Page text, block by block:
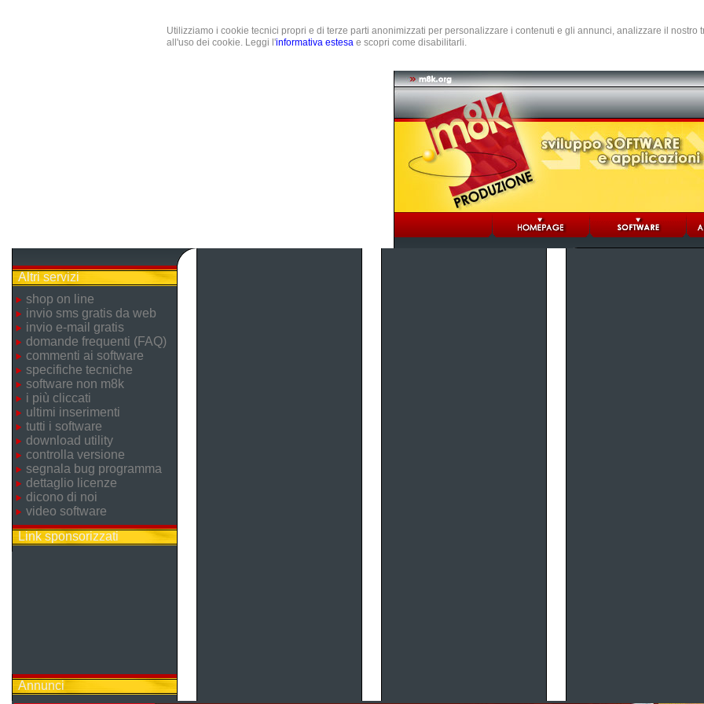
Utilizziamo i cookie tecnici propri e di terze parti anonimizzati per personalizzare i contenuti e gli annunci, analizzare il nostro
all'uso dei cookie. Leggi l'informativa estesa e scopri come disabilitarli.
Altri servizi
shop on line
invio sms gratis da web
invio e-mail gratis
domande frequenti (FAQ)
commenti ai software
specifiche tecniche
software non m8k
i più cliccati
ultimi inserimenti
tutti i software
download utility
controlla versione
segnala bug programma
dettaglio licenze
dicono di noi
video software
Link sponsorizzati
Annunci